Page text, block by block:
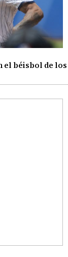
el béisbol de los